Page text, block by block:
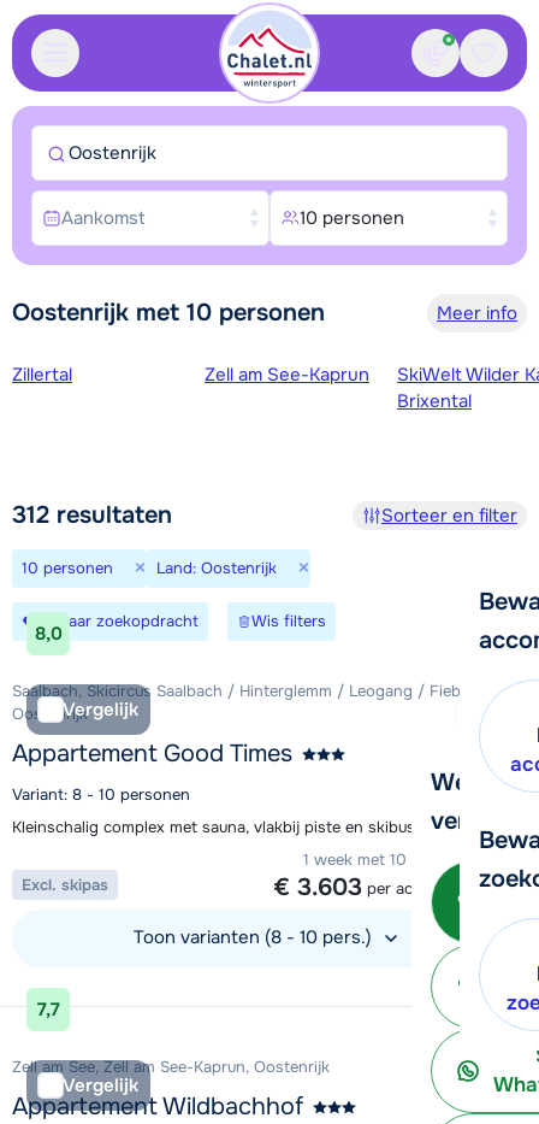
Contact
We
verder!
Bel
Oostenrijk met 10 personen Meer info
Skigebieden
Zillertal Zell am See-Kaprun
SkiWelt Wilder
Brixental
312 resultaten Sorteer en filter
10 personen × Land: Oostenrijk ×
Bewaar zoekopdracht Wis filters
8,0
Vergelijk
Saalbach, Skicircus Saalbach / Hinterglemm / Leogang / Fieberbrunn,
Oostenrijk
Appartement Good Times
Variant: 8 - 10 personen
Kleinschalig complex met sauna, vlakbij piste en skibus in Saalbach
1 week met 10 personen vanaf
€ 3.603 per accommodatie
Excl. skipas
Toon varianten (8 - 10 pers.)
Bekijk accommodatie
7,7
Vergelijk
Zell am See, Zell am See-Kaprun, Oostenrijk
Appartement Wildbachhof
Oostenrijk
Aankomst 10 personen